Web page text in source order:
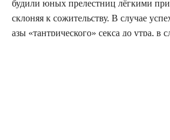
будили юных прелестниц лёгкими
склоняя к сожительству. В случае
азы «тантрического» секса до утра, в